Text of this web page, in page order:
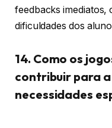
feedbacks imediatos,
dificuldades dos
14. Como os
contribuir para a
necessidades